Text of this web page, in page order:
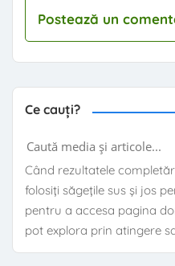
Ce cauți?
Caută
Când rezultatele
folosiți săgețile sus și jos
pentru a accesa pagina
pot explora prin atingere